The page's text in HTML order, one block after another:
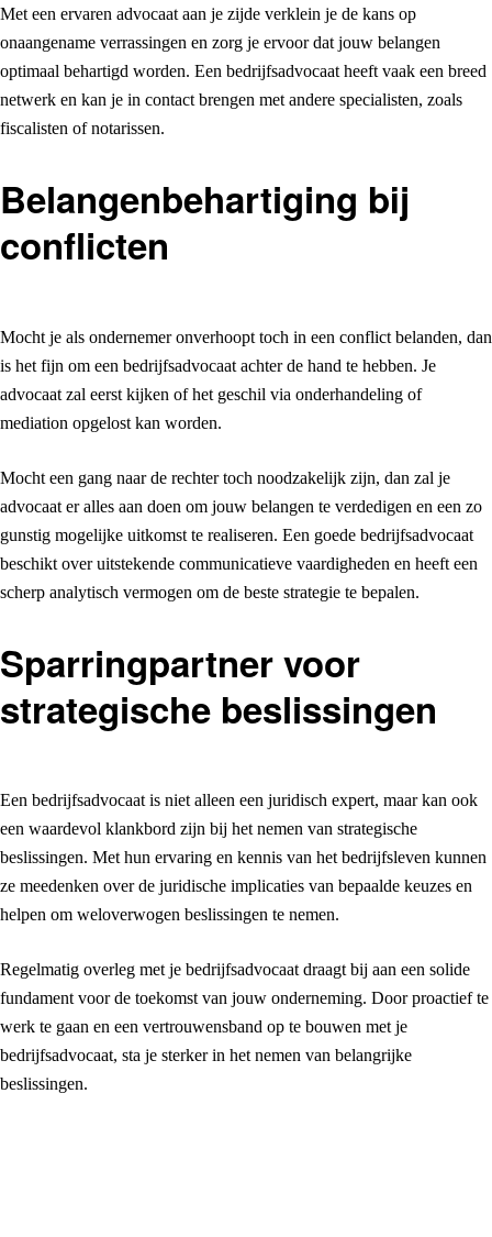
Met een ervaren advocaat aan je zijde verklein je de kans op
onaangename verrassingen en zorg je ervoor dat jouw belangen
optimaal behartigd worden. Een bedrijfsadvocaat heeft vaak een breed
netwerk en kan je in contact brengen met andere specialisten, zoals
fiscalisten of notarissen.
Belangenbehartiging bij
conflicten
Mocht je als ondernemer onverhoopt toch in een conflict belanden, dan
is het fijn om een bedrijfsadvocaat achter de hand te hebben. Je
advocaat zal eerst kijken of het geschil via onderhandeling of
mediation opgelost kan worden.
Mocht een gang naar de rechter toch noodzakelijk zijn, dan zal je
advocaat er alles aan doen om jouw belangen te verdedigen en een zo
gunstig mogelijke uitkomst te realiseren. Een goede bedrijfsadvocaat
beschikt over uitstekende communicatieve vaardigheden en heeft een
scherp analytisch vermogen om de beste strategie te bepalen.
Sparringpartner voor
strategische beslissingen
Een bedrijfsadvocaat is niet alleen een juridisch expert, maar kan ook
een waardevol klankbord zijn bij het nemen van strategische
beslissingen. Met hun ervaring en kennis van het bedrijfsleven kunnen
ze meedenken over de juridische implicaties van bepaalde keuzes en
helpen om weloverwogen beslissingen te nemen.
Regelmatig overleg met je bedrijfsadvocaat draagt bij aan een solide
fundament voor de toekomst van jouw onderneming. Door proactief te
werk te gaan en een vertrouwensband op te bouwen met je
bedrijfsadvocaat, sta je sterker in het nemen van belangrijke
beslissingen.